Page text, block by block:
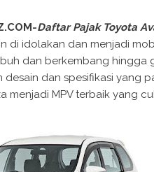
Daftar Pajak Toyota
di idolakan dan menjadi
dan berkembang hingga
dan spesifikasi yang
menjadi MPV terbaik yang